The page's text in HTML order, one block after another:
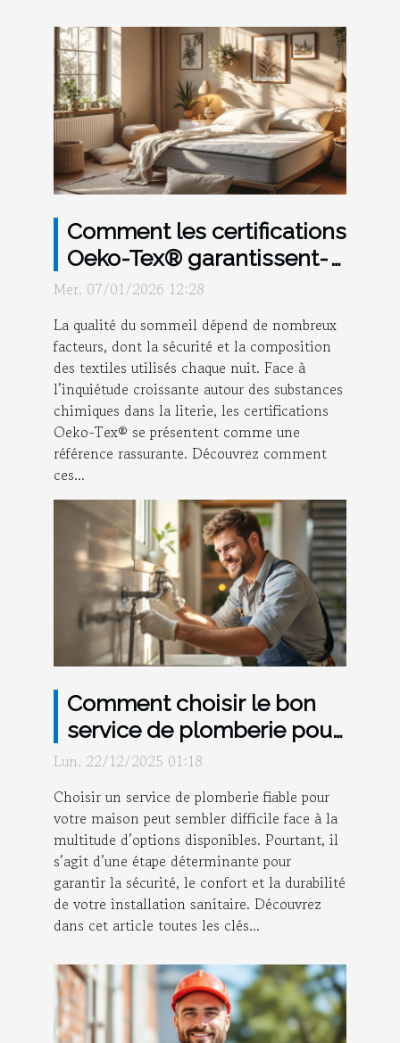
Comment les certifications
Oeko-Tex® garantissent-
elles des nuits saines ?
Mer. 07/01/2026 12:28
La qualité du sommeil dépend de nombreux
facteurs, dont la sécurité et la composition
des textiles utilisés chaque nuit. Face à
l’inquiétude croissante autour des substances
chimiques dans la literie, les certifications
Oeko-Tex® se présentent comme une
référence rassurante. Découvrez comment
ces...
Comment choisir le bon
service de plomberie pour
votre maison ?
Lun. 22/12/2025 01:18
Choisir un service de plomberie fiable pour
votre maison peut sembler difficile face à la
multitude d’options disponibles. Pourtant, il
s’agit d’une étape déterminante pour
garantir la sécurité, le confort et la durabilité
de votre installation sanitaire. Découvrez
dans cet article toutes les clés...